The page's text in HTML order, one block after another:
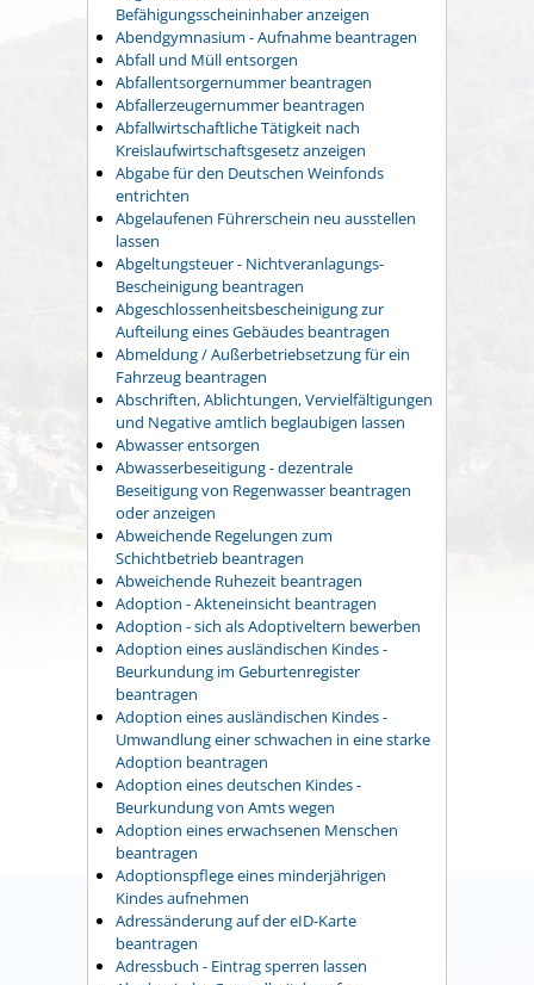
Befähigungsscheininhaber anzeigen
Abendgymnasium - Aufnahme beantragen
Abfall und Müll entsorgen
Abfallentsorgernummer beantragen
Abfallerzeugernummer beantragen
Abfallwirtschaftliche Tätigkeit nach
Kreislaufwirtschaftsgesetz anzeigen
Abgabe für den Deutschen Weinfonds
entrichten
Abgelaufenen Führerschein neu ausstellen
lassen
Abgeltungsteuer - Nichtveranlagungs-
Bescheinigung beantragen
Abgeschlossenheitsbescheinigung zur
Aufteilung eines Gebäudes beantragen
Abmeldung / Außerbetriebsetzung für ein
Fahrzeug beantragen
Abschriften, Ablichtungen, Vervielfältigungen
und Negative amtlich beglaubigen lassen
Abwasser entsorgen
Abwasserbeseitigung - dezentrale
Beseitigung von Regenwasser beantragen
oder anzeigen
Abweichende Regelungen zum
Schichtbetrieb beantragen
Abweichende Ruhezeit beantragen
Adoption - Akteneinsicht beantragen
Adoption - sich als Adoptiveltern bewerben
Adoption eines ausländischen Kindes -
Beurkundung im Geburtenregister
beantragen
Adoption eines ausländischen Kindes -
Umwandlung einer schwachen in eine starke
Adoption beantragen
Adoption eines deutschen Kindes -
Beurkundung von Amts wegen
Adoption eines erwachsenen Menschen
beantragen
Adoptionspflege eines minderjährigen
Kindes aufnehmen
Adressänderung auf der eID-Karte
beantragen
Adressbuch - Eintrag sperren lassen